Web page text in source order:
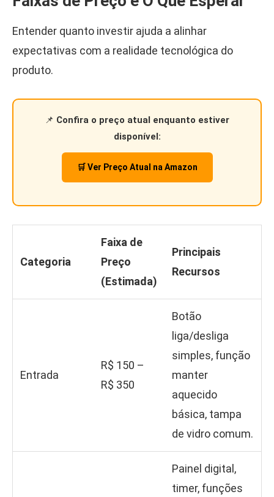
Entender quanto investir ajuda a alinhar
expectativas com a realidade tecnológica do
produto.
📌 Confira o preço atual enquanto estiver
disponível:
🛒 Ver Preço Atual na Amazon
Categoria
Faixa de
Preço
(Estimada)
Principais
Recursos
Entrada
R$ 150 –
R$ 350
Botão
liga/desliga
simples, função
manter
aquecido
básica, tampa
de vidro comum.
Painel digital,
timer, funções